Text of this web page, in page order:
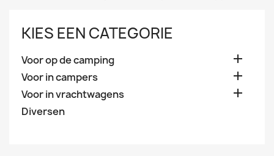
KIES EEN CATEGORIE
Voor op de camping 
Voor in campers 
Voor in vrachtwagens 
Diversen